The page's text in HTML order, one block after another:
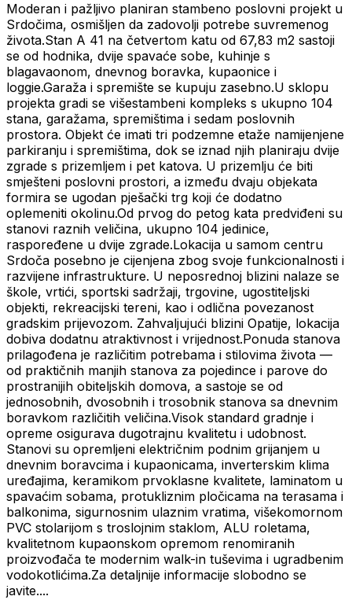
Moderan i pažljivo planiran stambeno poslovni projekt u
Srdočima, osmišljen da zadovolji potrebe suvremenog
života.Stan A 41 na četvertom katu od 67,83 m2 sastoji
se od hodnika, dvije spavaće sobe, kuhinje s
blagavaonom, dnevnog boravka, kupaonice i
loggie.Garaža i spremište se kupuju zasebno.U sklopu
projekta gradi se višestambeni kompleks s ukupno 104
stana, garažama, spremištima i sedam poslovnih
prostora. Objekt će imati tri podzemne etaže namijenjene
parkiranju i spremištima, dok se iznad njih planiraju dvije
zgrade s prizemljem i pet katova. U prizemlju će biti
smješteni poslovni prostori, a između dvaju objekata
formira se ugodan pješački trg koji će dodatno
oplemeniti okolinu.Od prvog do petog kata predviđeni su
stanovi raznih veličina, ukupno 104 jedinice,
raspoređene u dvije zgrade.Lokacija u samom centru
Srdoča posebno je cijenjena zbog svoje funkcionalnosti i
razvijene infrastrukture. U neposrednoj blizini nalaze se
škole, vrtići, sportski sadržaji, trgovine, ugostiteljski
objekti, rekreacijski tereni, kao i odlična povezanost
gradskim prijevozom. Zahvaljujući blizini Opatije, lokacija
dobiva dodatnu atraktivnost i vrijednost.Ponuda stanova
prilagođena je različitim potrebama i stilovima života —
od praktičnih manjih stanova za pojedince i parove do
prostranijih obiteljskih domova, a sastoje se od
jednosobnih, dvosobnih i trosobnik stanova sa dnevnim
boravkom različitih veličina.Visok standard gradnje i
opreme osigurava dugotrajnu kvalitetu i udobnost.
Stanovi su opremljeni električnim podnim grijanjem u
dnevnim boravcima i kupaonicama, inverterskim klima
uređajima, keramikom prvoklasne kvalitete, laminatom u
spavaćim sobama, protukliznim pločicama na terasama i
balkonima, sigurnosnim ulaznim vratima, višekomornom
PVC stolarijom s troslojnim staklom, ALU roletama,
kvalitetnom kupaonskom opremom renomiranih
proizvođača te modernim walk-in tuševima i ugradbenim
vodokotlićima.Za detaljnije informacije slobodno se
javite....